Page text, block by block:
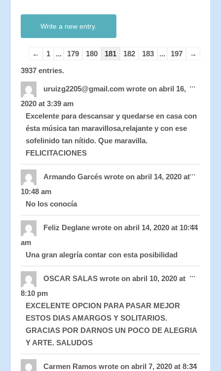
←
1 ... 179 180 181 182 183 ... 197
→
3937 entries.
uruizg2205@gmail.comwrote on abril 16,
2020 at 3:39 am
Excelente para descansar y quedarse en casa con
ésta música tan maravillosa,relajante y con ese
sofelinido tan nítido. Que maravilla.
FELICITACIONES
...this
Armando Garcéswrote on abril 14, 2020 at
10:48 am
No los conocía
...this
Feliz Deglanewrote on abril 14, 2020 at 10:44
am
Una gran alegría contar con esta posibilidad
...this
OSCAR SALASwrote on abril 10, 2020 at
8:10 pm
EXCELENTE OPCION PARA PASAR MEJOR
ESTOS DIAS AMARGOS Y SOLITARIOS.
GRACIAS POR DARNOS UN POCO DE ALEGRIA
Y ARTE. SALUDOS
...this
Carmen Ramoswrote on abril 7, 2020 at 8:34
...this